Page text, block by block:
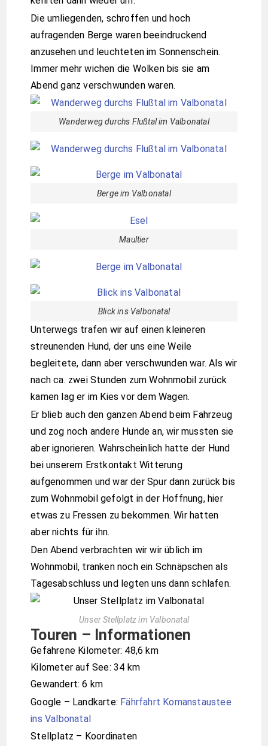
Die umliegenden, schroffen und hoch
aufragenden Berge waren beeindruckend
anzusehen und leuchteten im Sonnenschein.
Immer mehr wichen die Wolken bis sie am
Abend ganz verschwunden waren.
Wanderweg durchs Flußtal im Valbonatal
Berge im Valbonatal
Maultier
Blick ins Valbonatal
Unterwegs trafen wir auf einen kleineren
streunenden Hund, der uns eine Weile
begleitete, dann aber verschwunden war. Als wir
nach ca. zwei Stunden zum Wohnmobil zurück
kamen lag er im Kies vor dem Wagen.
Er blieb auch den ganzen Abend beim Fahrzeug
und zog noch andere Hunde an, wir mussten sie
aber ignorieren. Wahrscheinlich hatte der Hund
bei unserem Erstkontakt Witterung
aufgenommen und war der Spur dann zurück bis
zum Wohnmobil gefolgt in der Hoffnung, hier
etwas zu Fressen zu bekommen. Wir hatten
aber nichts für ihn.
Den Abend verbrachten wir wir üblich im
Wohnmobil, tranken noch ein Schnäpschen als
Tagesabschluss und legten uns dann schlafen.
Unser Stellplatz im Valbonatal
Touren – Informationen
Gefahrene Kilometer: 48,6 km
Kilometer auf See: 34 km
Gewandert: 6 km
Google – Landkarte: Fährfahrt Komanstaustee
ins Valbonatal
Stellplatz – Koordinaten